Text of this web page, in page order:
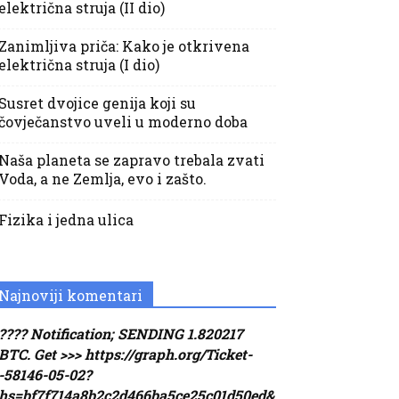
struja (II dio)
priča: Kako je otkrivena
struja (I dio)
dvojice genija koji su
uveli u moderno doba
planeta se zapravo trebala zvati
a ne Zemlja, evo i zašto.
i jedna ulica
komentari
Notification; SENDING 1.820217
Get >>> https://graph.org/Ticket-
05-02?